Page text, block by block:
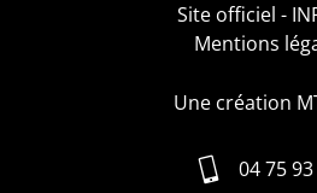
Site officiel -
Mentions
Une création
04 75